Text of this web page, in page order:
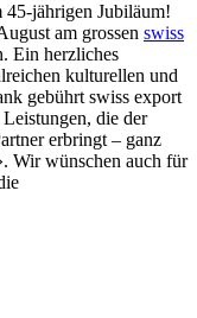
45-jährigen Jubiläum!
am grossen swiss
Ein herzliches
kulturellen und
gebührt swiss export
die der
erbringt – ganz
Wir wünschen auch für